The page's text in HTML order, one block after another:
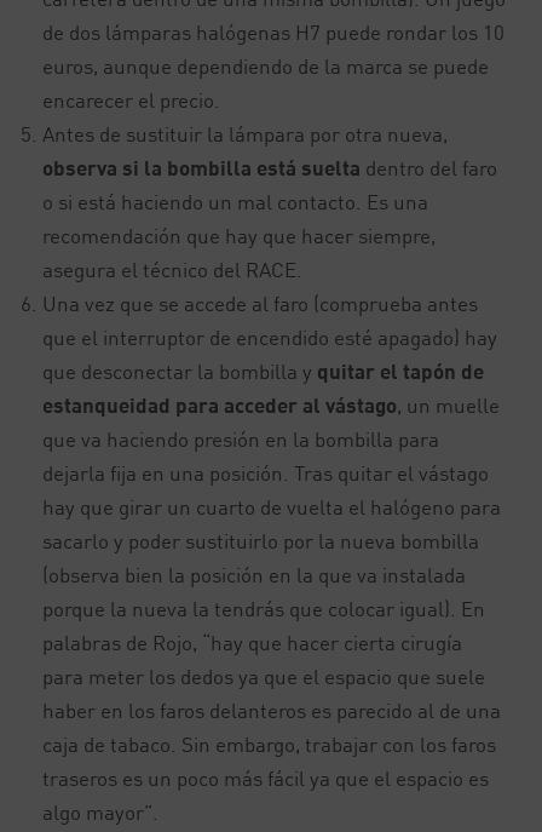
de dos lámparas halógenas H7 puede rondar los 10
euros, aunque dependiendo de la marca se puede
encarecer el precio.
Antes de sustituir la lámpara por otra nueva,
observa si la bombilla está suelta dentro del faro
o si está haciendo un mal contacto. Es una
recomendación que hay que hacer siempre,
asegura el técnico del RACE.
Una vez que se accede al faro (comprueba antes
que el interruptor de encendido esté apagado) hay
que desconectar la bombilla y quitar el tapón de
estanqueidad para acceder al vástago, un muelle
que va haciendo presión en la bombilla para
dejarla fija en una posición. Tras quitar el vástago
hay que girar un cuarto de vuelta el halógeno para
sacarlo y poder sustituirlo por la nueva bombilla
(observa bien la posición en la que va instalada
porque la nueva la tendrás que colocar igual). En
palabras de Rojo, “hay que hacer cierta cirugía
para meter los dedos ya que el espacio que suele
haber en los faros delanteros es parecido al de una
caja de tabaco. Sin embargo, trabajar con los faros
traseros es un poco más fácil ya que el espacio es
algo mayor”.